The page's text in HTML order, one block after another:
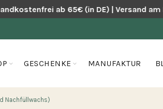
ab 65€ (in DE) | Versand am
GESCHENKE MANUFAKTUR
Nachfüllwachs)